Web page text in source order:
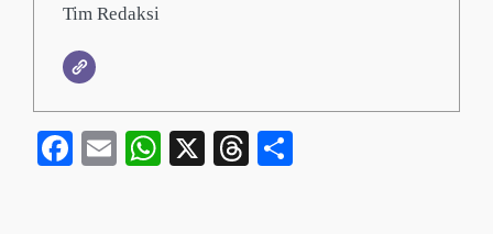
Tim Redaksi
Facebook
EmailWhatsApp
X Threads